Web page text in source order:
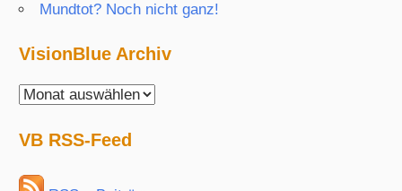
Mundtot? Noch nicht ganz!
VisionBlue Archiv
VisionBlue
VB RSS-Feed